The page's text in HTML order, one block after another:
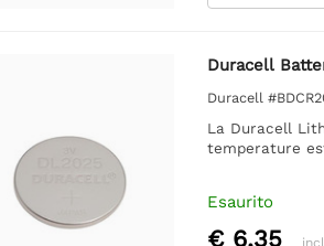
Duracell
Duracell
La Duracell
temperature
Esaurito
€ 6,35